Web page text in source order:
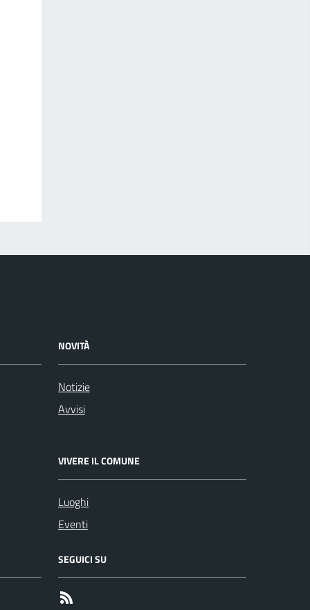
NOVITÀ
Notizie
Avvisi
VIVERE IL COMUNE
Luoghi
Eventi
SEGUICI SU